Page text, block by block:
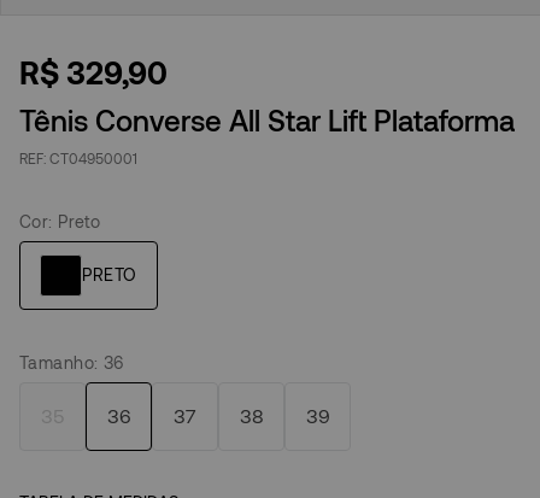
R$ 329,90
Tênis Converse All Star Lift Plataforma
CT04950001
Cor: Preto
Tamanho: 36
35 36 37 38 39